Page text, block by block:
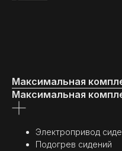
Максимальная
Максимальная
Электропривод
Подогрев сидений